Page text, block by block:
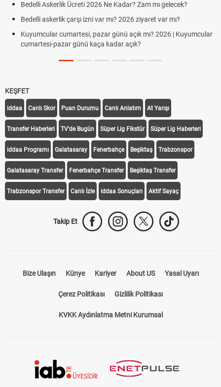
Bedelli Askerlik Ücreti 2026 Ne Kadar? Zam mı gelecek?
Bedelli askerlik çarşı izni var mı? 2026 ziyaret var mı?
Kuyumcular cumartesi, pazar günü açık mı? 2026 | Kuyumcular
cumartesi-pazar günü kaça kadar açık?
KEŞFET
iddaa Canlı Skor Puan Durumu Canlı Anlatım At Yarışı
Transfer Haberleri TV'de Bugün Süper Lig Fikstür Süper Lig Haberleri
iddaa Programı Galatasaray Fenerbahçe Beşiktaş Trabzonspor
Galatasaray Transfer Fenerbahçe Transfer Beşiktaş Transfer
Trabzonspor Transfer Canlı İzle iddaa Sonuçları Aktif Sayaç
Takip Et
Bize Ulaşın Künye Kariyer About US Yasal Uyarı
Çerez Politikası Gizlilik Politikası
KVKK Aydınlatma Metni Kurumsal